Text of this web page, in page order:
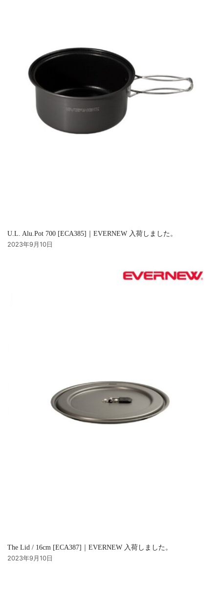
U.L. Alu.Pot 700 [ECA385]｜EVERNEW 入荷しました。
2023年9月10日
The Lid / 16cm [ECA387]｜EVERNEW 入荷しました。
2023年9月10日